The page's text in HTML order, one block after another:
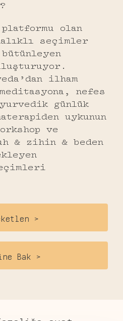
olan
seçimler
ilham
nefes
günlük
uykunun
ve
& zihin & beden
>
Bak >